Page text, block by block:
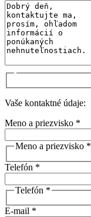
Vaše kontaktné údaje:
Meno a priezvisko *
Meno a priezvisko *
Telefón *
Telefón *
E-mail *